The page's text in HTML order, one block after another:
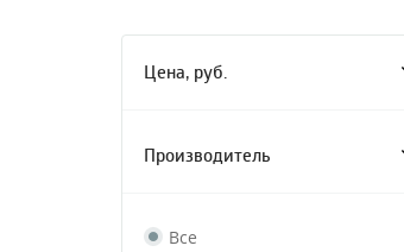
Цена, руб.
Производитель
Все